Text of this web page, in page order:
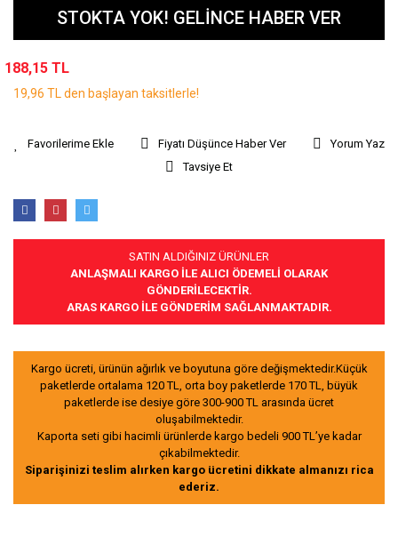
STOKTA YOK! GELİNCE HABER VER
188,15 TL
19,96 TL den başlayan taksitlerle!
Fiyatı Düşünce Haber Ver
Yorum Yaz
Tavsiye Et
SATIN ALDIĞINIZ ÜRÜNLER
ANLAŞMALI KARGO İLE ALICI ÖDEMELİ OLARAK
GÖNDERİLECEKTİR.
ARAS KARGO İLE GÖNDERİM SAĞLANMAKTADIR.
Kargo ücreti, ürünün ağırlık ve boyutuna göre değişmektedir.Küçük
paketlerde ortalama 120 TL, orta boy paketlerde 170 TL, büyük
paketlerde ise desiye göre 300-900 TL arasında ücret
oluşabilmektedir.
Kaporta seti gibi hacimli ürünlerde kargo bedeli 900 TL’ye kadar
çıkabilmektedir.
Siparişinizi teslim alırken kargo ücretini dikkate almanızı rica
ederiz.